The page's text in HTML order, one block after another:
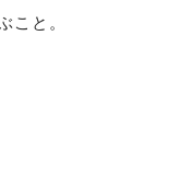
こと。